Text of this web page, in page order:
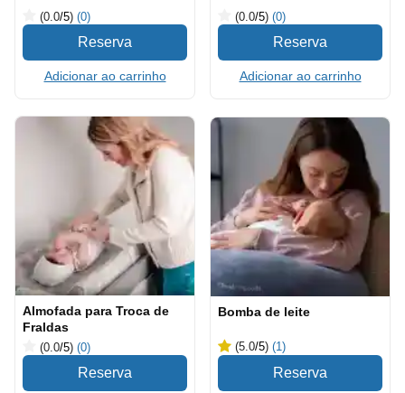
(0.0/5) (0)
Adicionar ao carrinho
(0.0/5) (0)
Adicionar ao carrinho
Almofada para Troca de
Fraldas
(0.0/5) (0)
Bomba de leite
(5.0/5) (1)